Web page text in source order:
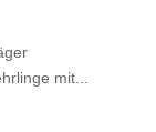
mit...